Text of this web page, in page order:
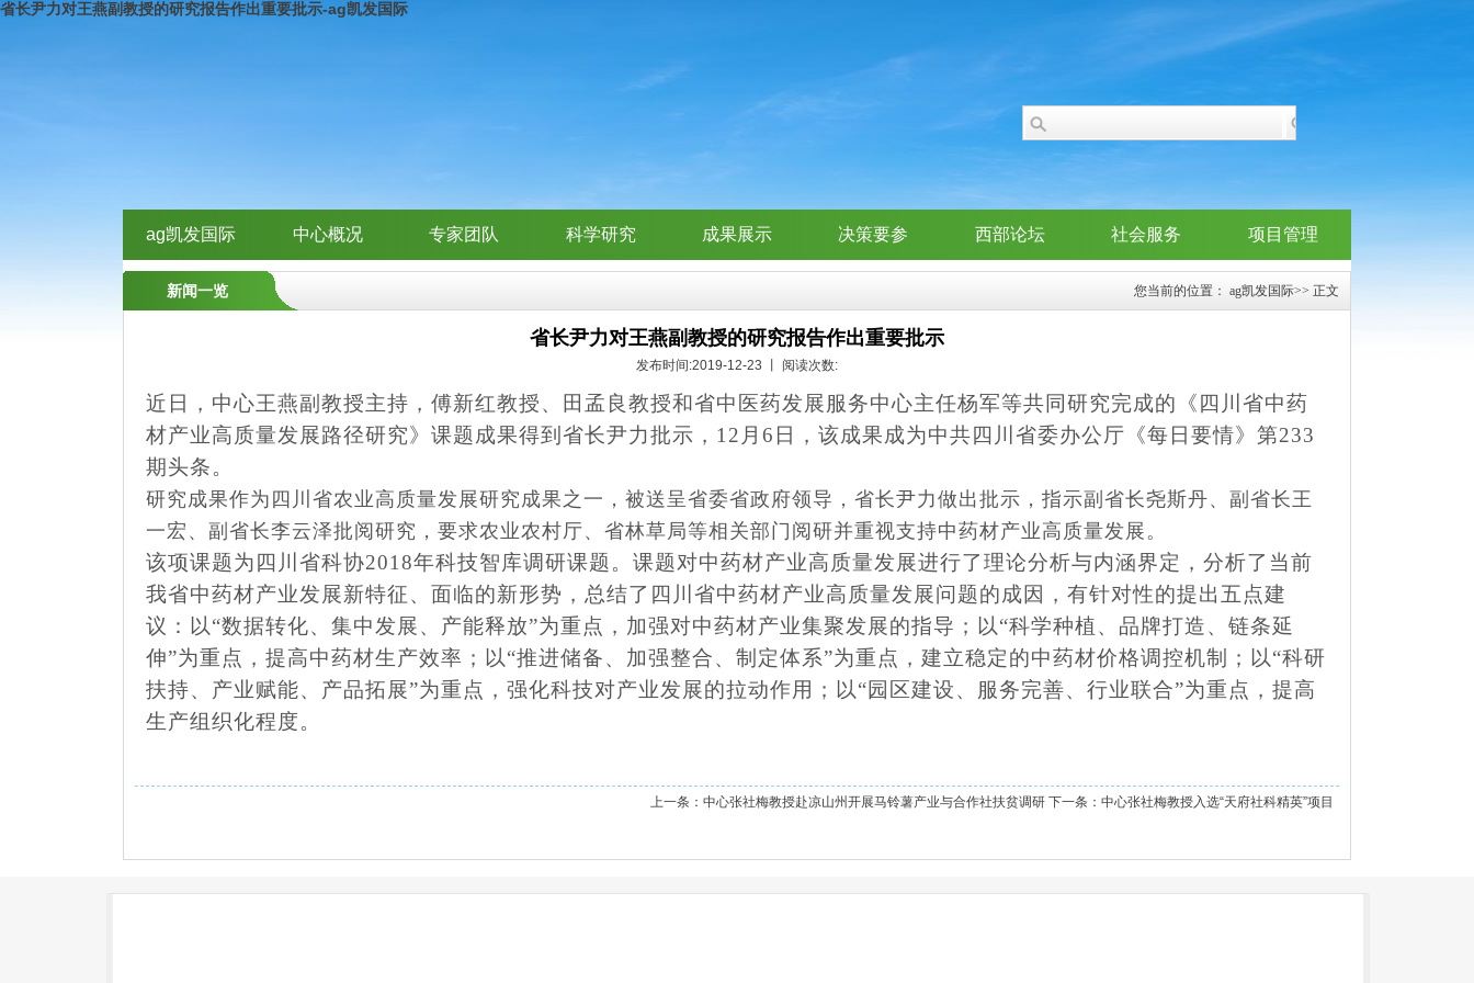
省长尹力对王燕副教授的研究报告作出重要批示-ag凯发国际
ag凯发国际 中心概况 专家团队 科学研究 成果展示 决策要参 西部论坛 社会服务 项目管理
您当前的位置： ag凯发国际>> 正文
新闻一览
省长尹力对王燕副教授的研究报告作出重要批示
发布时间:2019-12-23 丨 阅读次数:
近日，中心王燕副教授主持，傅新红教授、田孟良教授和省中医药发展服务中心主任杨军等共同研究完成的《四川省中药
材产业高质量发展路径研究》课题成果得到省长尹力批示，12月6日，该成果成为中共四川省委办公厅《每日要情》第233
期头条。
研究成果作为四川省农业高质量发展研究成果之一，被送呈省委省政府领导，省长尹力做出批示，指示副省长尧斯丹、副省长王
一宏、副省长李云泽批阅研究，要求农业农村厅、省林草局等相关部门阅研并重视支持中药材产业高质量发展。
该项课题为四川省科协2018年科技智库调研课题。课题对中药材产业高质量发展进行了理论分析与内涵界定，分析了当前
我省中药材产业发展新特征、面临的新形势，总结了四川省中药材产业高质量发展问题的成因，有针对性的提出五点建
议：以“数据转化、集中发展、产能释放”为重点，加强对中药材产业集聚发展的指导；以“科学种植、品牌打造、链条延
伸”为重点，提高中药材生产效率；以“推进储备、加强整合、制定体系”为重点，建立稳定的中药材价格调控机制；以“科研
扶持、产业赋能、产品拓展”为重点，强化科技对产业发展的拉动作用；以“园区建设、服务完善、行业联合”为重点，提高
生产组织化程度。
上一条： 中心张社梅教授赴凉山州开展马铃薯产业与合作社扶贫调研 下一条： 中心张社梅教授入选“天府社科精英”项目